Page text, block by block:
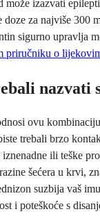
može izazvati
doze za najviše 300
sigurno upravlja
priručniku o
nazvati
ovu
trebali brzo
ili teške
šećera u krvi,
suzbija vaš
i poteškoće s